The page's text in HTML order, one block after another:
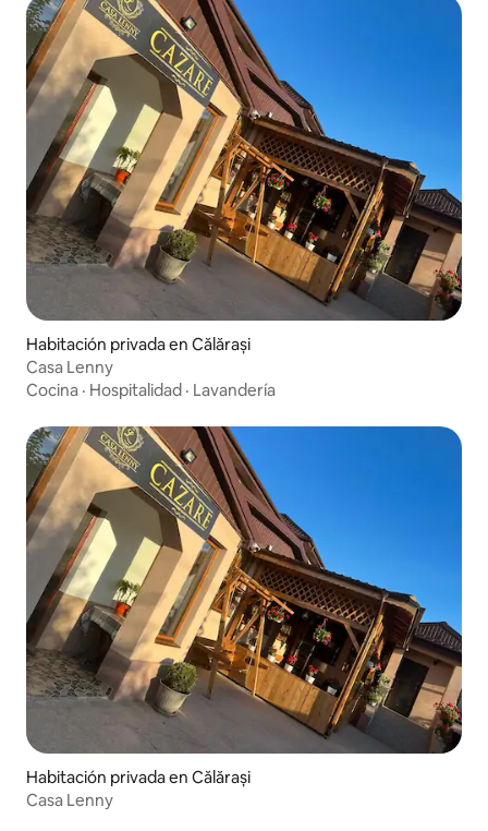
Habitación privada en Călărași
Casa Lenny
Cocina · Hospitalidad · Lavandería
Habitación privada en Călărași
Casa Lenny